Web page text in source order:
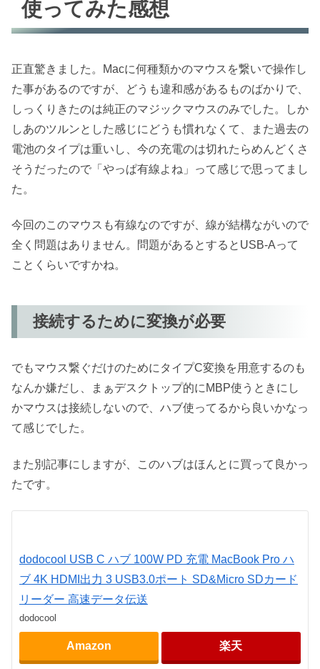
使ってみた感想
正直驚きました。Macに何種類かのマウスを繋いで操作し
た事があるのですが、どうも違和感があるものばかりで、
しっくりきたのは純正のマジックマウスのみでした。しか
しあのツルンとした感じにどうも慣れなくて、また過去の
電池のタイプは重いし、今の充電のは切れたらめんどくさ
そうだったので「やっぱ有線よね」って感じで思ってまし
た。
今回のこのマウスも有線なのですが、線が結構ながいので
全く問題はありません。問題があるとするとUSB-Aって
ことくらいですかね。
接続するために変換が必要
でもマウス繋ぐだけのためにタイプC変換を用意するのも
なんか嫌だし、まぁデスクトップ的にMBP使うときにし
かマウスは接続しないので、ハブ使ってるから良いかなっ
て感じでした。
また別記事にしますが、このハブはほんとに買って良かっ
たです。
dodocool USB C ハブ 100W PD 充電 MacBook Pro ハ
ブ 4K HDMI出力 3 USB3.0ポート SD&Micro SDカード
リーダー 高速データ伝送
dodocool
Amazon 楽天